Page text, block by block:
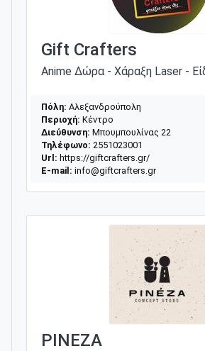
Gift Crafters
Anime Δώρα - Χάραξη Laser -
Πόλη: Αλεξανδρούπολη
Περιοχή: Κέντρο
Διεύθυνση: Μπουμπουλίνας 22
Τηλέφωνο: 2551023001
Url: https://giftcrafters.gr/
E-mail: info@giftcrafters.gr
PINEZA